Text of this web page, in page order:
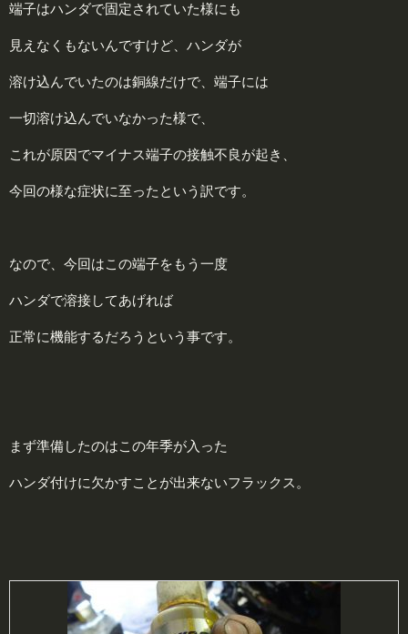
端子はハンダで固定されていた様にも
見えなくもないんですけど、ハンダが
溶け込んでいたのは銅線だけで、端子には
一切溶け込んでいなかった様で、
これが原因でマイナス端子の接触不良が起き、
今回の様な症状に至ったという訳です。
なので、今回はこの端子をもう一度
ハンダで溶接してあげれば
正常に機能するだろうという事です。
まず準備したのはこの年季が入った
ハンダ付けに欠かすことが出来ないフラックス。